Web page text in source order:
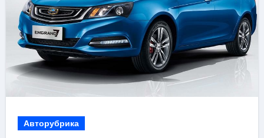
Авторубрика